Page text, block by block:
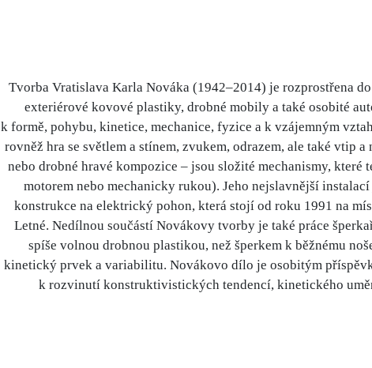
Tvorba Vratislava Karla Nováka (1942–2014) je rozprostřena
exteriérové kovové plastiky, drobné mobily a také osobité
k formě, pohybu, kinetice, mechanice, fyzice a k vzájemným
rovněž hra se světlem a stínem, zvukem, odrazem, ale také vtip
nebo drobné hravé kompozice – jsou složité mechanismy,
motorem nebo mechanicky rukou). Jeho nejslavnější
konstrukce na elektrický pohon, která stojí od roku 1991 na
Letné. Nedílnou součástí Novákovy tvorby je také práce
spíše volnou drobnou plastikou, než šperkem k běžnému
kinetický prvek a variabilitu. Novákovo dílo je osobitým
k rozvinutí konstruktivistických tendencí, kinetického